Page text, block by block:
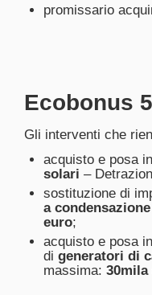
promissario
Ecobonus
Gli interventi che
acquisto e posa
solari –
sostituzione di
a
euro;
acquisto e posa
di generatori di
massima: 30mila